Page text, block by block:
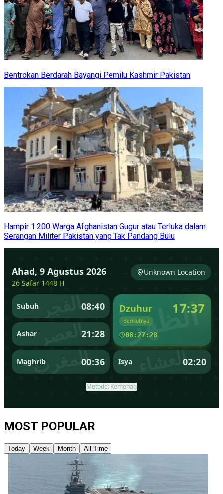
Bentrokan Berdarah Bayangi Pemilu Kashmir Pakistan
Hampir 1.200 Warga Afghanistan Gugur atau Terluka dalam
Serangan Militer Pakistan yang Tak Pandang Bulu
MOST POPULAR
Today Week Month All Time